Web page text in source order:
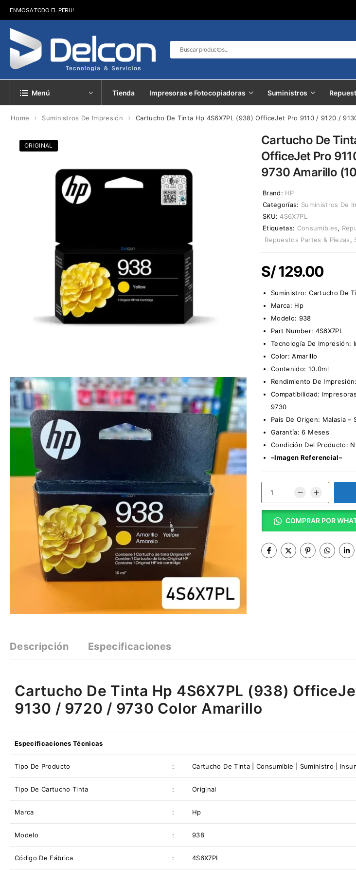
ENVIOS A TODO EL PERU!
Menú Tienda Impresoras e Fotocopiadoras Suministros
Home › Suministros De Impresión › Cartucho De Tinta Hp 4S6X7PL (938) OfficeJet Pro 9110 / 9120 /
ORIGINAL
Cartucho De
OfficeJet Pro
9730 Amarillo
Brand: HP
Categorías: Suministros De
SKU: 4S6X7PL
Etiquetas: Consumibles,
Repuestos Partes & Piezas,
S/129.00
Suministro:Cartucho De
Marca: Hp
Modelo: 938
Part Number: 4S6X7PL
Tecnología De Impresión:
Color: Amarillo
Contenido: 10.0ml
Rendimiento De
Compatibilidad:
9730
País De Origen: Malasia –
Garantía: 6 Meses
Condición Del Producto:
–Imagen Referencial–
COMPRAR POR
Descripción Especificaciones
Cartucho De Tinta Hp 4S6X7PL (938)
9130 / 9720 / 9730 Color Amarillo
Especificaciones Técnicas
Tipo De Producto : Cartucho De Tinta | Consumible | Suministro |
Tipo De Cartucho Tinta : Original
Marca : Hp
Modelo : 938
Código De Fábrica : 4S6X7PL